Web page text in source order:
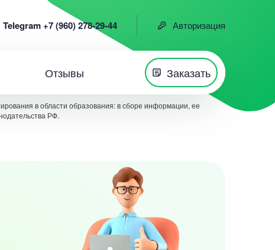
Telegram +7 (960) 278-29-44 Авторизация
Отзывы Заказать
в области образования: в сборе информации, ее
РФ.